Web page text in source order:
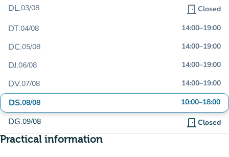
DL.03/08 door_front Closed
DT.04/08 14:00–19:00
DC.05/08 14:00–19:00
DJ.06/08 14:00–19:00
DV.07/08 14:00–19:00
DS.08/08 10:00–18:00
DG.09/08 door_front Closed
Practical information